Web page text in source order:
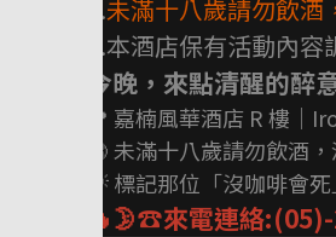
3.未滿十八歲請勿飲酒
4.本酒店保有活動內
今晚，來點清醒的醉
📍 嘉楠風華酒店 R 樓｜
🔞 未滿十八歲請勿飲酒
💡 標記那位「沒咖啡會
🔥🌛☎️來電連絡